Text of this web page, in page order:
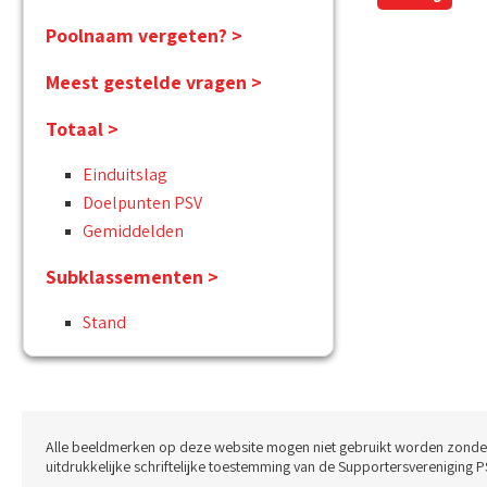
Poolnaam vergeten? >
Meest gestelde vragen >
Totaal >
Einduitslag
Doelpunten PSV
Gemiddelden
Subklassementen >
Stand
Alle beeldmerken op deze website mogen niet gebruikt worden
uitdrukkelijke schriftelijke toestemming van de Supportersvereniging